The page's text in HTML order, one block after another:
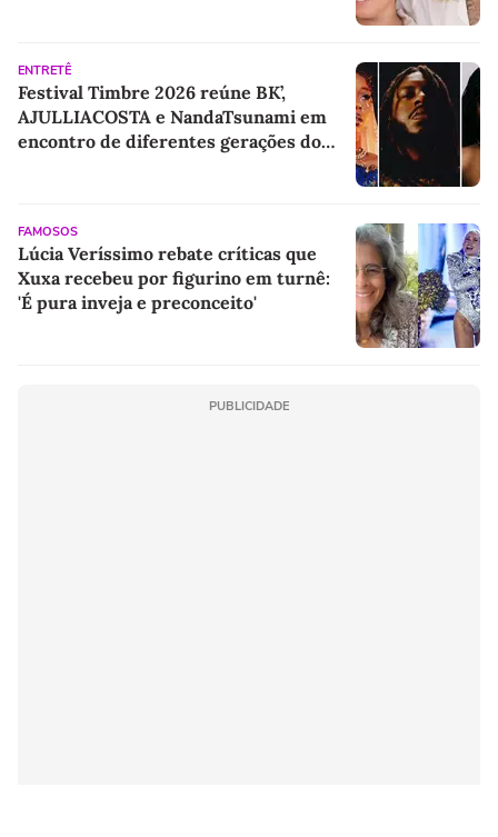
ENTRETÊ
Festival Timbre 2026 reúne BK’,
AJULLIACOSTA e NandaTsunami em
encontro de diferentes gerações do
FAMOSOS
Lúcia Veríssimo rebate críticas que
Xuxa recebeu por figurino em turnê:
'É pura inveja e preconceito'
PUBLICIDADE